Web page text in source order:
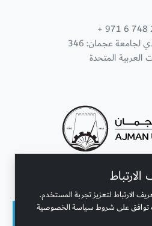
الارتباط لتعزيز تجربة المستخدم.
توافق على شروط سياسة الخصوصية
+ 971 6 748
لجامعة عجمان: 346
العربية المتحدة
معنا